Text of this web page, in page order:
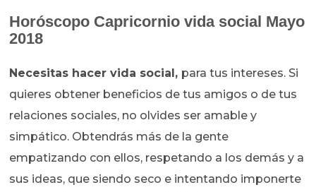
Horóscopo Capricornio vida social Mayo
2018
Necesitas hacer vida social, para tus intereses. Si
quieres obtener beneficios de tus amigos o de tus
relaciones sociales, no olvides ser amable y
simpático. Obtendrás más de la gente
empatizando con ellos, respetando a los demás y a
sus ideas, que siendo seco e intentando imponerte